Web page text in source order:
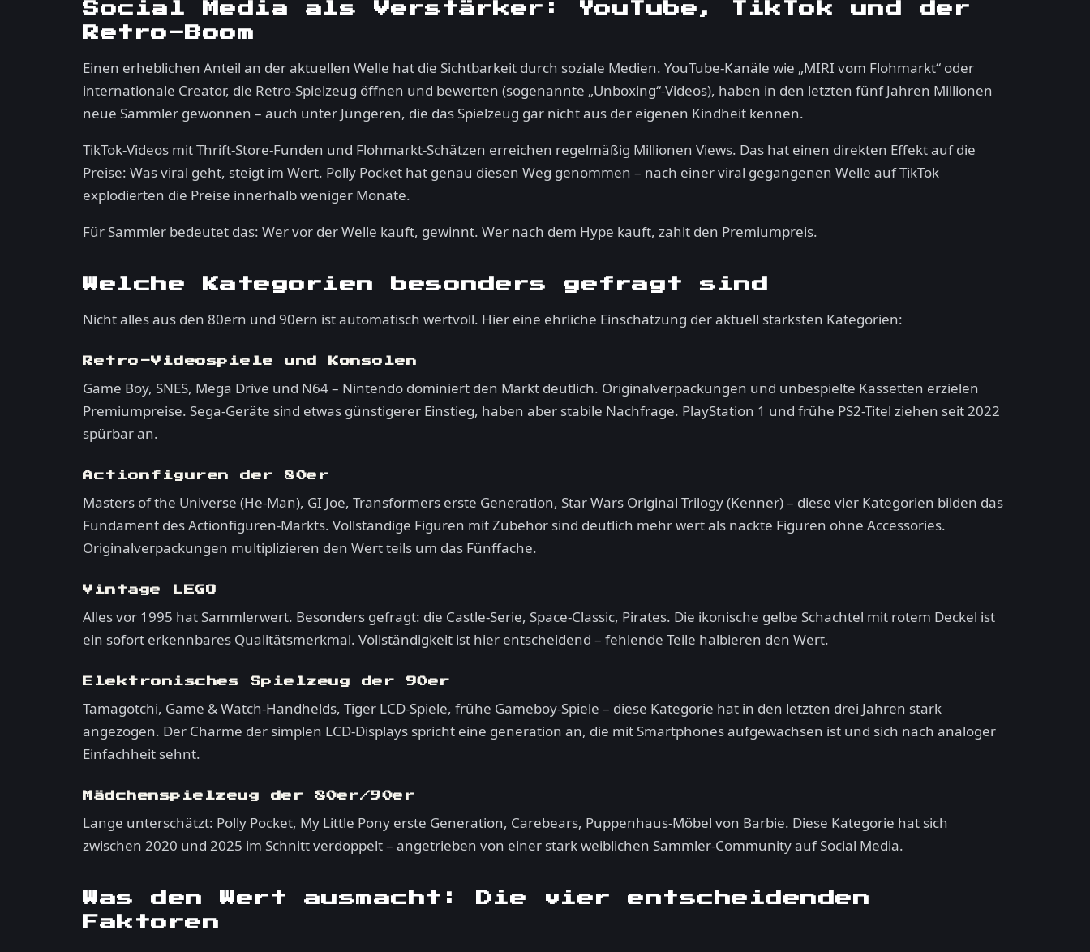
Social Media als Verstärker: YouTube, TikTok und der
Retro-Boom
Einen erheblichen Anteil an der aktuellen Welle hat die Sichtbarkeit durch soziale Medien. YouTube-Kanäle wie „MIRI vom Flohmarkt“ oder
internationale Creator, die Retro-Spielzeug öffnen und bewerten (sogenannte „Unboxing“-Videos), haben in den letzten fünf Jahren Millionen
neue Sammler gewonnen – auch unter Jüngeren, die das Spielzeug gar nicht aus der eigenen Kindheit kennen.
TikTok-Videos mit Thrift-Store-Funden und Flohmarkt-Schätzen erreichen regelmäßig Millionen Views. Das hat einen direkten Effekt auf die
Preise: Was viral geht, steigt im Wert. Polly Pocket hat genau diesen Weg genommen – nach einer viral gegangenen Welle auf TikTok
explodierten die Preise innerhalb weniger Monate.
Für Sammler bedeutet das: Wer vor der Welle kauft, gewinnt. Wer nach dem Hype kauft, zahlt den Premiumpreis.
Welche Kategorien besonders gefragt sind
Nicht alles aus den 80ern und 90ern ist automatisch wertvoll. Hier eine ehrliche Einschätzung der aktuell stärksten Kategorien:
Retro-Videospiele und Konsolen
Game Boy, SNES, Mega Drive und N64 – Nintendo dominiert den Markt deutlich. Originalverpackungen und unbespielte Kassetten erzielen
Premiumpreise. Sega-Geräte sind etwas günstigerer Einstieg, haben aber stabile Nachfrage. PlayStation 1 und frühe PS2-Titel ziehen seit 2022
spürbar an.
Actionfiguren der 80er
Masters of the Universe (He-Man), GI Joe, Transformers erste Generation, Star Wars Original Trilogy (Kenner) – diese vier Kategorien bilden das
Fundament des Actionfiguren-Markts. Vollständige Figuren mit Zubehör sind deutlich mehr wert als nackte Figuren ohne Accessories.
Originalverpackungen multiplizieren den Wert teils um das Fünffache.
Vintage LEGO
Alles vor 1995 hat Sammlerwert. Besonders gefragt: die Castle-Serie, Space-Classic, Pirates. Die ikonische gelbe Schachtel mit rotem Deckel ist
ein sofort erkennbares Qualitätsmerkmal. Vollständigkeit ist hier entscheidend – fehlende Teile halbieren den Wert.
Elektronisches Spielzeug der 90er
Tamagotchi, Game & Watch-Handhelds, Tiger LCD-Spiele, frühe Gameboy-Spiele – diese Kategorie hat in den letzten drei Jahren stark
angezogen. Der Charme der simplen LCD-Displays spricht eine generation an, die mit Smartphones aufgewachsen ist und sich nach analoger
Einfachheit sehnt.
Mädchenspielzeug der 80er/90er
Lange unterschätzt: Polly Pocket, My Little Pony erste Generation, Carebears, Puppenhaus-Möbel von Barbie. Diese Kategorie hat sich
zwischen 2020 und 2025 im Schnitt verdoppelt – angetrieben von einer stark weiblichen Sammler-Community auf Social Media.
Was den Wert ausmacht: Die vier entscheidenden
Faktoren